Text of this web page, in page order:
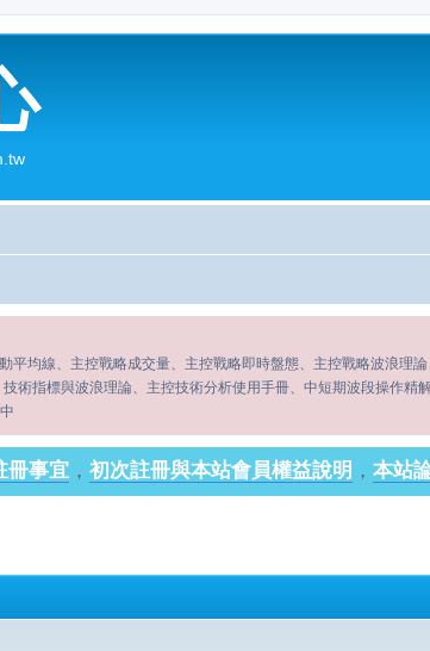
平均線、主控戰略成交量、主控戰略即時盤態、主控戰略波浪理
術指標與波浪理論、主控技術分析使用手冊、中短期波段操作精
冊事宜 ， 初次註冊與本站會員權益說明 ， 本站